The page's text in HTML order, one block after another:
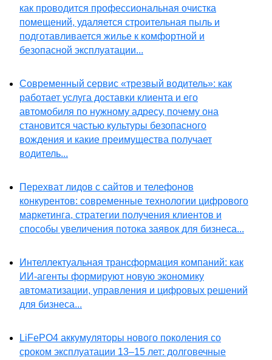
как проводится профессиональная очистка
помещений, удаляется строительная пыль и
подготавливается жилье к комфортной и
безопасной эксплуатации...
Современный сервис «трезвый водитель»: как
работает услуга доставки клиента и его
автомобиля по нужному адресу, почему она
становится частью культуры безопасного
вождения и какие преимущества получает
водитель...
Перехват лидов с сайтов и телефонов
конкурентов: современные технологии цифрового
маркетинга, стратегии получения клиентов и
способы увеличения потока заявок для бизнеса...
Интеллектуальная трансформация компаний: как
ИИ-агенты формируют новую экономику
автоматизации, управления и цифровых решений
для бизнеса...
LiFePO4 аккумуляторы нового поколения со
сроком эксплуатации 13–15 лет: долговечные